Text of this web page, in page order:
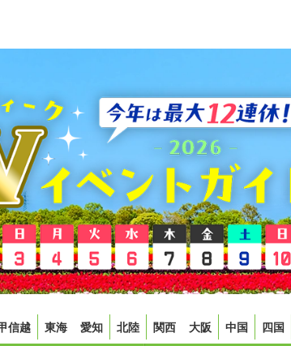
信越 東海 愛知 北陸 関西 大阪 中国 四国